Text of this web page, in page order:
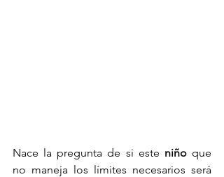
Nace la pregunta de si este niño que
no maneja los límites necesarios será